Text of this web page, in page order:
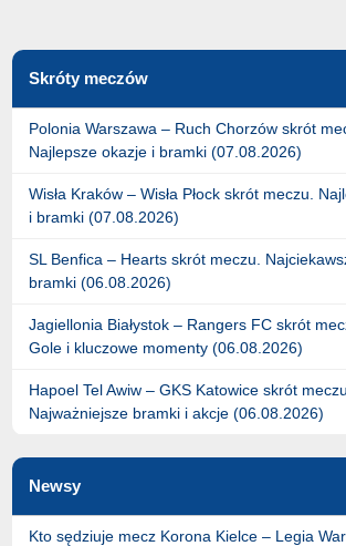
Skróty meczów
Polonia Warszawa – Ruch Chorzów skrót
Najlepsze okazje i bramki (07.08.2026)
Wisła Kraków – Wisła Płock skrót meczu.
i bramki (07.08.2026)
SL Benfica – Hearts skrót meczu.
bramki (06.08.2026)
Jagiellonia Białystok – Rangers FC skrót
Gole i kluczowe momenty (06.08.2026)
Hapoel Tel Awiw – GKS Katowice skrót meczu.
Najważniejsze bramki i akcje (06.08.2026)
Newsy
Kto sędziuje mecz Korona Kielce – Legia